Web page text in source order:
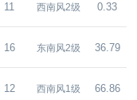
11 西南风2级 0.33
16 东南风2级 36.79
12 西南风1级 66.86